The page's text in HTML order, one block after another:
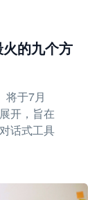
的九个方
将于7月
开，旨在
话式工具